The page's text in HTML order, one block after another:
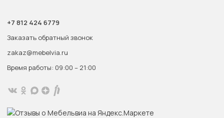
+7 812 424 6779
Заказать обратный звонок
zakaz@mebelvia.ru
Время работы: 09:00 – 21:00